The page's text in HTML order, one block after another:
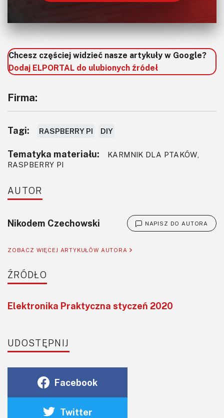
Chcesz częściej widzieć nasze artykuły w Google?
Dodaj ELPORTAL do ulubionych źródeł
Firma:
Tagi: RASPBERRY PI DIY
Tematyka materiału:
KARMNIK DLA PTAKÓW,
RASPBERRY PI
AUTOR
Nikodem Czechowski NAPISZ DO AUTORA
ZOBACZ WIĘCEJ ARTYKUŁÓW AUTORA
ŹRÓDŁO
Elektronika Praktyczna styczeń 2020
UDOSTĘPNIJ
Facebook
Twitter